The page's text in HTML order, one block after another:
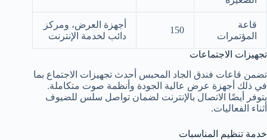
قاعة
المؤتمرات
150
أجهزة العرض، ومركز
دائب لخدمة الإنترنت
تجهيزات الاجتماعات
تضمن قاعات فندق الجاد المحبس أحدث تجهيزات الاجتماع بما
في ذلك أجهزة عرض عالية الجودة وأنظمة صوت متكاملة.
يتوفر أيضًا الاتصال بالإنترنت لضمان تواصل سلس للضيوف
أثناء الفعاليات.
خدمة تنظيم المناسبات